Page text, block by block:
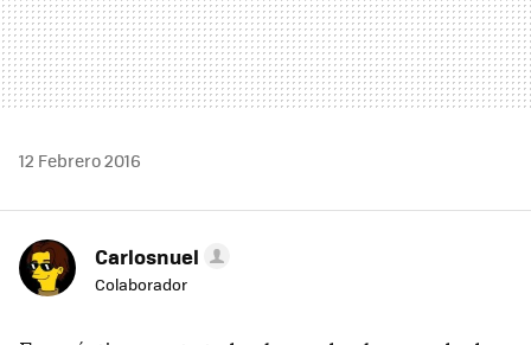
12 Febrero 2016
Carlosnuel
Colaborador